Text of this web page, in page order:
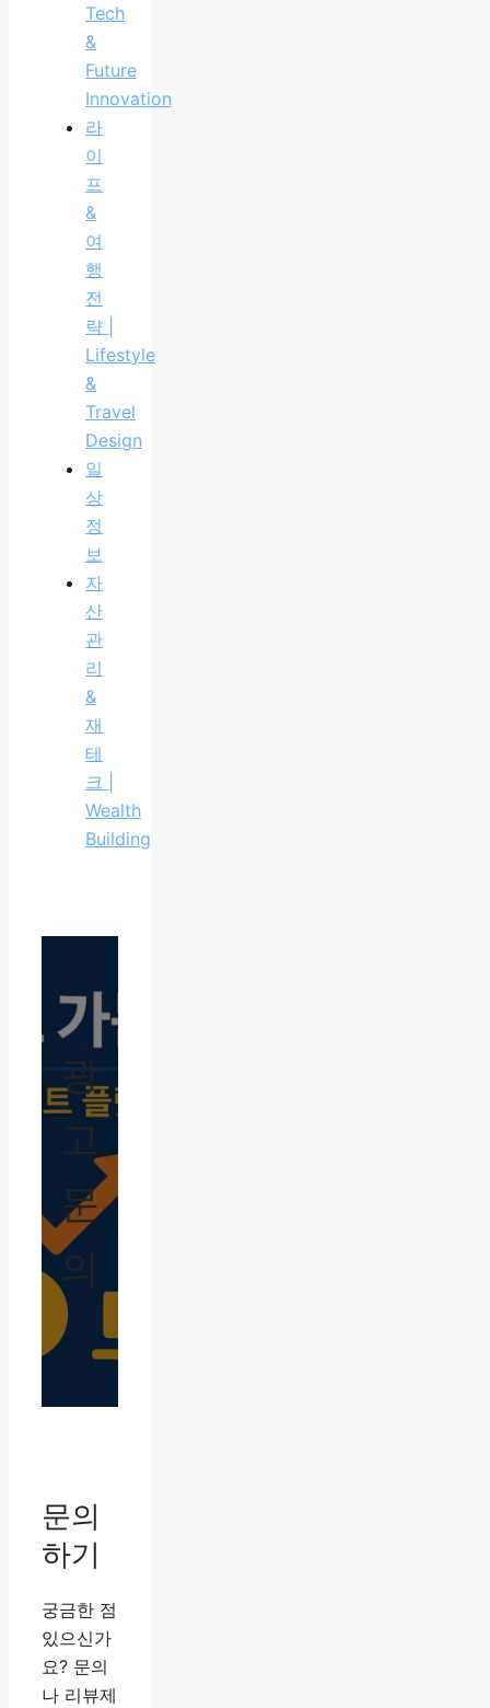
Tech
&
Future
Innovation
라
이
프
&
여
행
전
략 |
Lifestyle
&
Travel
Design
일
상
정
보
자
산
관
리
&
재
테
크 |
Wealth
Building
광
고
문
의
문의
하기
궁금한 점
있으신가
요? 문의
나 리뷰제